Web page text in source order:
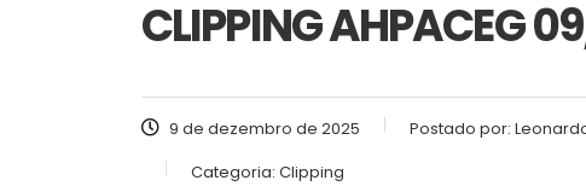
CLIPPING AHPACEG
9 de dezembro de 2025 Postado por:
Categoria: Clipping